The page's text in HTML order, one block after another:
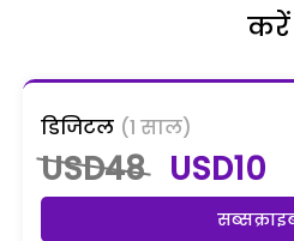
करें
डिजिटल (1 साल)
USD48 USD10